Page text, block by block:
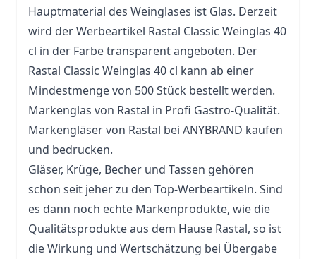
Hauptmaterial des Weinglases ist Glas. Derzeit
wird der Werbeartikel Rastal Classic Weinglas 40
cl in der Farbe transparent angeboten. Der
Rastal Classic Weinglas 40 cl kann ab einer
Mindestmenge von 500 Stück bestellt werden.
Markenglas von Rastal in Profi Gastro-Qualität.
Markengläser von Rastal bei ANYBRAND kaufen
und bedrucken.
Gläser, Krüge, Becher und Tassen gehören
schon seit jeher zu den Top-Werbeartikeln. Sind
es dann noch echte Markenprodukte, wie die
Qualitätsprodukte aus dem Hause Rastal, so ist
die Wirkung und Wertschätzung bei Übergabe